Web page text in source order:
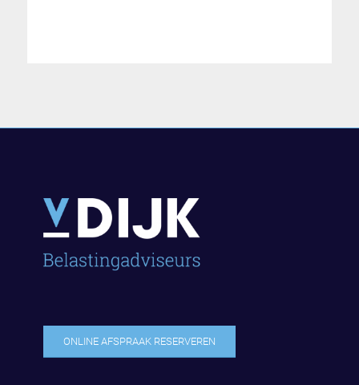
ONLINE AFSPRAAK RESERVEREN